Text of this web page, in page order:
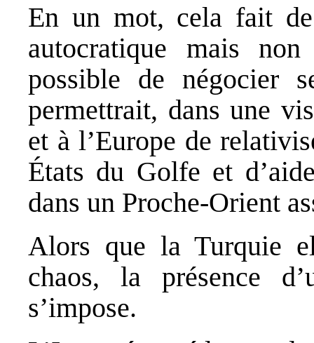
En un mot, cela fait
autocratique mais
possible de négocier
permettrait, dans une
et à l’Europe de
États du Golfe et
dans un Proche‐Orient
Alors que la Turquie
chaos, la présence
s’impose.